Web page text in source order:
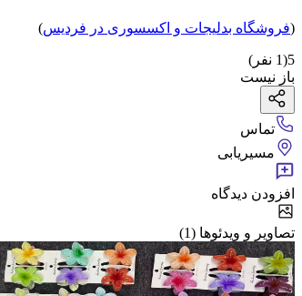
(فروشگاه بدلیجات و اکسسوری در فردیس)
5
(
1 نفر)
باز نیست
تماس
مسیریابی
افزودن دیدگاه
تصاویر و ویدئوها (1)